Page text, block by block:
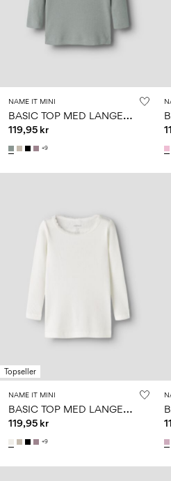
school
Log
ind
Har
du
Danmark
NAME IT MINI
B
ASIC TOP MED LANGE ÆRMER
119,95 kr
+9
Topseller
NAME IT MINI
B
ASIC TOP MED LANGE ÆRMER
119,95 kr
+9